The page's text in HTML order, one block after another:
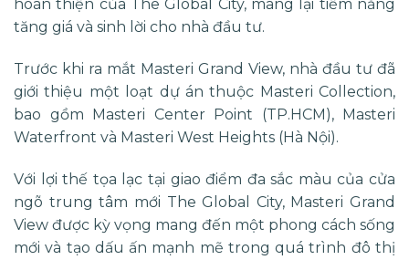
hoàn thiện của The Global City, mang lại tiềm năng
tăng giá và sinh lời cho nhà đầu tư.
Trước khi ra mắt Masteri Grand View, nhà đầu tư đã
giới thiệu một loạt dự án thuộc Masteri Collection,
bao gồm Masteri Center Point (TP.HCM), Masteri
Waterfront và Masteri West Heights (Hà Nội).
Với lợi thế tọa lạc tại giao điểm đa sắc màu của cửa
ngõ trung tâm mới The Global City, Masteri Grand
View được kỳ vọng mang đến một phong cách sống
mới và tạo dấu ấn mạnh mẽ trong quá trình đô thị